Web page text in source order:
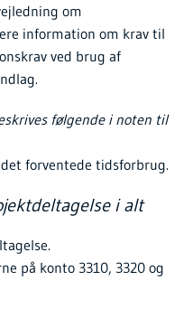
om
information om krav til
ved brug af
følgende i noten til
forventede tidsforbrug.
i alt
på konto 3310, 3320 og